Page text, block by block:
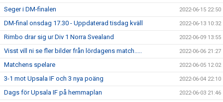
Seger i DM-finalen 2022-06-15 22:50
DM-final onsdag 17.30 - Uppdaterad tisdag kväll 2022-06-13 10:32
Rimbo drar sig ur Div 1 Norra Svealand 2022-06-09 13:55
Visst vill ni se fler bilder från lördagens match..... 2022-06-06 21:27
Matchens spelare 2022-06-05 12:02
3-1 mot Upsala IF och 3 nya poäng 2022-06-04 22:10
Dags för Upsala IF på hemmaplan 2022-06-03 21:46